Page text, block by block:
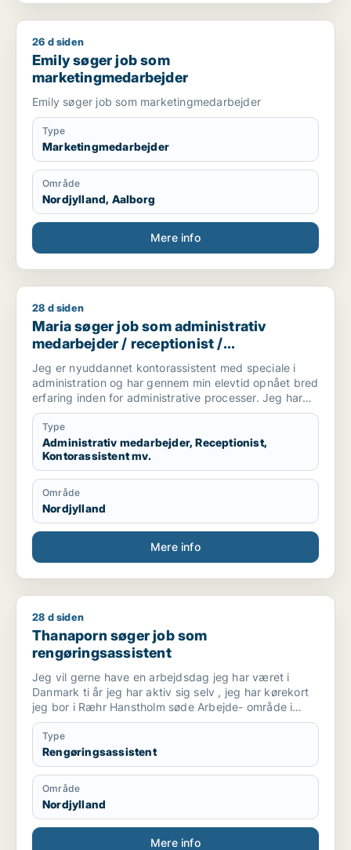
Emily søger job som marketingmedarbejder
26 d siden
Emily søger job som
marketingmedarbejder
Emily søger job som marketingmedarbejder
Type
Marketingmedarbejder
Område
Nordjylland, Aalborg
Mere info
Maria søger job som administrativ medarbejder /
28 d siden
Maria søger job som administrativ
medarbejder / receptionist /
kontorassistent / hr-medarbejder
Jeg er nyuddannet kontorassistent med speciale i
administration og har gennem min elevtid opnået bred
erfaring inden for administrative processer. Jeg har
arbejdet med blandt andet fakturering,
vareoprettelse, stamdata, ERP-systemet Navision,
ordrebehandling og kundeservice.
Jeg trives bedst med strukturerede opgaver, klare
processer og kvalitetssikring. Jeg arbejder grundigt
og systematisk og søger en administrativ stilling, hvor
jeg kan bruge mine kompetencer inden for
koordinering, systemarbejde og daglige
administrative opgaver.
Type
Administrativ medarbejder, Receptionist,
Kontorassistent mv.
Område
Nordjylland
Mere info
Thanaporn søger job som rengøringsassistent
28 d siden
Thanaporn søger job som
rengøringsassistent
Jeg vil gerne have en arbejdsdag jeg har været i
Danmark ti år jeg har aktiv sig selv , jeg har kørekort
jeg bor i Ræhr Hanstholm søde Arbejde- område i
Thisted har du nogle til mig med venlig hilsen
Thanaporn
Type
Rengøringsassistent
Område
Nordjylland
Mere info